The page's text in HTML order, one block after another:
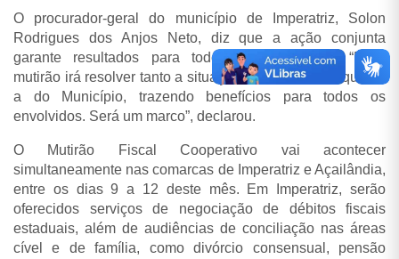
O procurador-geral do município de Imperatriz, Solon
Rodrigues dos Anjos Neto, diz que a ação conjunta
garante resultados para todos os envolvidos. “Esse
mutirão irá resolver tanto a situação do contribuinte quanto
a do Município, trazendo benefícios para todos os
envolvidos. Será um marco”, declarou.
O Mutirão Fiscal Cooperativo vai acontecer
simultaneamente nas comarcas de Imperatriz e Açailândia,
entre os dias 9 a 12 deste mês. Em Imperatriz, serão
oferecidos serviços de negociação de débitos fiscais
estaduais, além de audiências de conciliação nas áreas
cível e de família, como divórcio consensual, pensão